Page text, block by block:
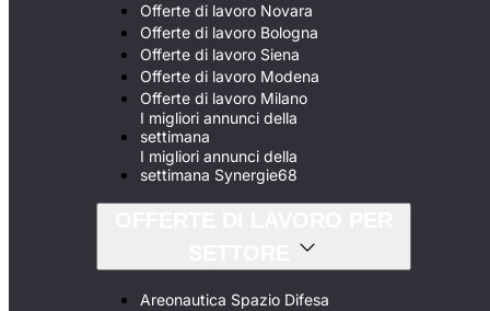
Offerte di lavoro Novara
Offerte di lavoro Bologna
Offerte di lavoro Siena
Offerte di lavoro Modena
Offerte di lavoro Milano
I migliori annunci della
settimana
I migliori annunci della
settimana Synergie68
Areonautica Spazio Difesa